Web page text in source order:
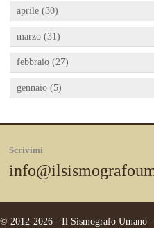
aprile (30)
marzo (31)
febbraio (27)
gennaio (5)
Scrivimi
© 2012-2026 - Il Sismografo Umano -